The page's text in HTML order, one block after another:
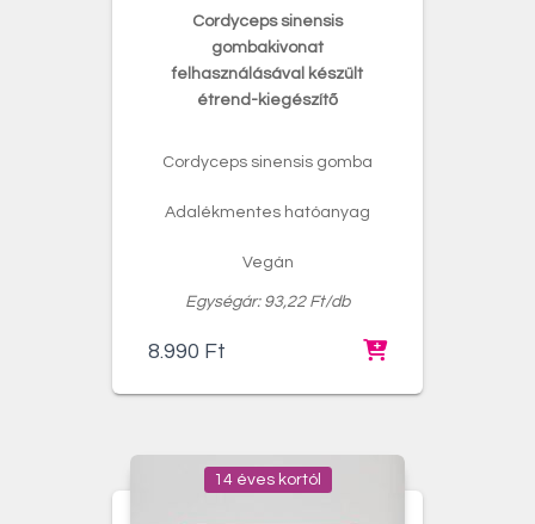
Cordyceps sinensis
gombakivonat
felhasználásával készült
étrend-kiegészítő
Cordyceps sinensis gomba
Adalékmentes hatóanyag
Vegán
Egységár: 93,22 Ft/db
8.990 Ft
14 éves kortól